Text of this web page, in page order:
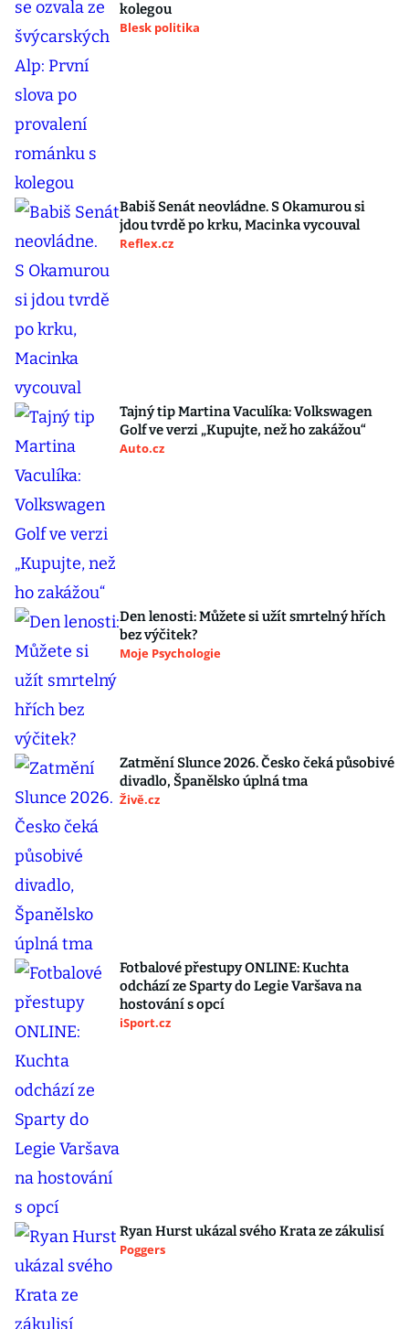
kolegou
Blesk politika
Babiš Senát neovládne. S Okamurou si
jdou tvrdě po krku, Macinka vycouval
Reflex.cz
Tajný tip Martina Vaculíka: Volkswagen
Golf ve verzi „Kupujte, než ho zakážou“
Auto.cz
Den lenosti: Můžete si užít smrtelný hřích
bez výčitek?
Moje Psychologie
Zatmění Slunce 2026. Česko čeká působivé
divadlo, Španělsko úplná tma
Živě.cz
Fotbalové přestupy ONLINE: Kuchta
odchází ze Sparty do Legie Varšava na
hostování s opcí
iSport.cz
Ryan Hurst ukázal svého Krata ze zákulisí
Poggers